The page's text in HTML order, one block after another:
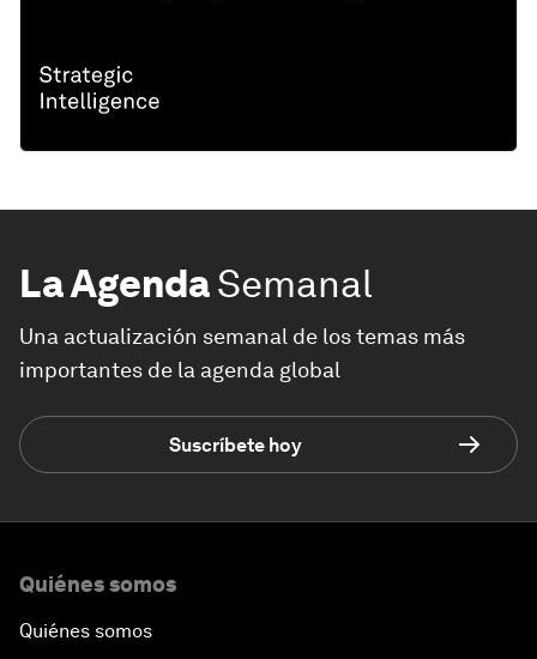
La AgendaSemanal
Una actualización semanal de los temas más
importantes de la agenda global
Suscríbete hoy
Quiénes somos
Quiénes somos